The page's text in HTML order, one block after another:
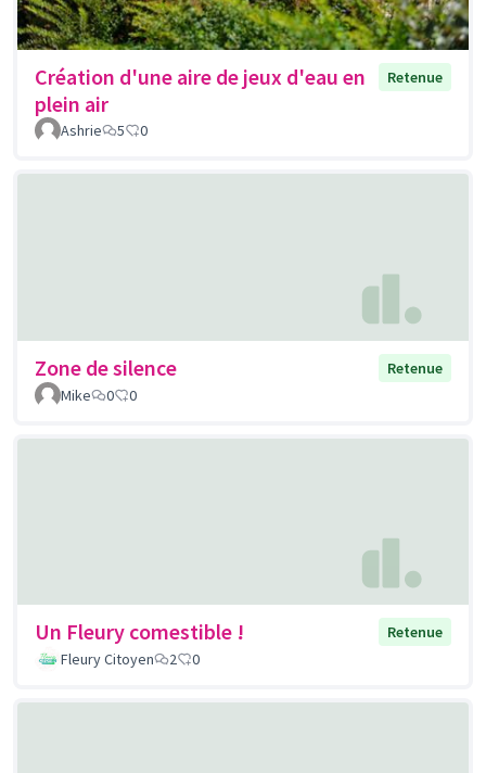
Création d'une aire de jeux d'eau en
plein air
Retenue
Ashrie 5 0
Zone de silence
Retenue
Mike
0 0
Un Fleury comestible !
Retenue
Fleury Citoyen
2 0